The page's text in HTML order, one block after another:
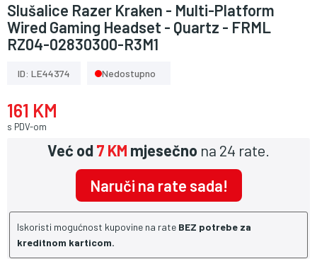
Slušalice Razer Kraken - Multi-Platform
Wired Gaming Headset - Quartz - FRML
RZ04-02830300-R3M1
ID: LE44374 Nedostupno
161 KM
s PDV-om
Već od7 KM mjesečno na 24 rate.
Naruči na rate sada!
Iskoristi mogućnost kupovine na rate BEZ potrebe za
kreditnom karticom.